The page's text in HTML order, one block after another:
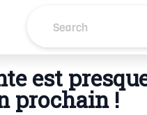
est
prochain !